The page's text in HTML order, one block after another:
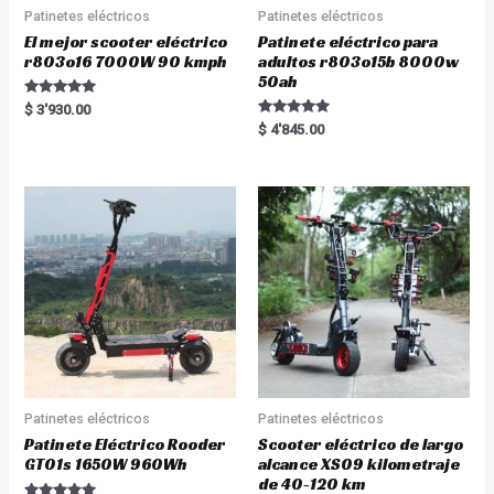
Patinetes eléctricos
El mejor scooter eléctrico
r803o16 7000W 90 kmph
Rated
5.00
$ 3'930.00
Patinetes eléctricos
Patinete eléctrico para
adultos r803o15b 8000w
50ah
Rated
5.00
$ 4'845.00
Patinetes eléctricos
Patinete Eléctrico Rooder
GT01s 1650W 960Wh
Patinetes eléctricos
Scooter eléctrico de largo
alcance XS09 kilometraje
de 40-120 km